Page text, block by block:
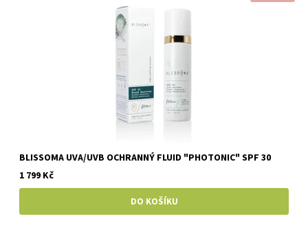
BLISSOMA UVA/UVB OCHRANNÝ FLUID "PHOTONIC" SPF 30
1 799 Kč